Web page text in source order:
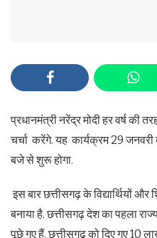
प्रधानमंत्री नरेंद्र मोदी हर वर्ष की तरह
चर्चा करेंगे. यह कार्यक्रम 29
बजे से शुरू होगा.
इस बार छत्तीसगढ़ के विद्यार्थियों
बनाया है. छत्तीसगढ़ देश का पहला
पूछे गए हैं. छत्तीसगढ़ को दिए गए 10